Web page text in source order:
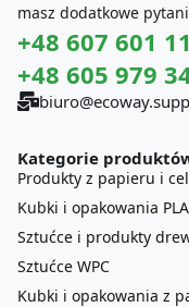
masz dodatkowe
+48 607 601
+48 605 979
Kategorie
Produkty z papieru i
Kubki i opakowania PLA
Sztućce i produkty
Sztućce WPC
Kubki i opakowania z